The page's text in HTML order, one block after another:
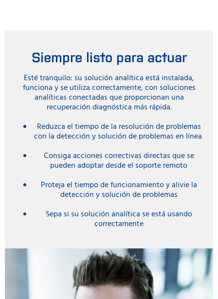
Siempre listo para actuar
Esté tranquilo: su solución analítica está instalada,
funciona y se utiliza correctamente, con soluciones
analíticas conectadas que proporcionan una
recuperación diagnóstica más rápida.
Reduzca el tiempo de la resolución de problemas
con la detección y solución de problemas en línea
Consiga acciones correctivas directas que se
pueden adoptar desde el soporte remoto
Proteja el tiempo de funcionamiento y alivie la
detección y solución de problemas
Sepa si su solución analítica se está usando
correctamente